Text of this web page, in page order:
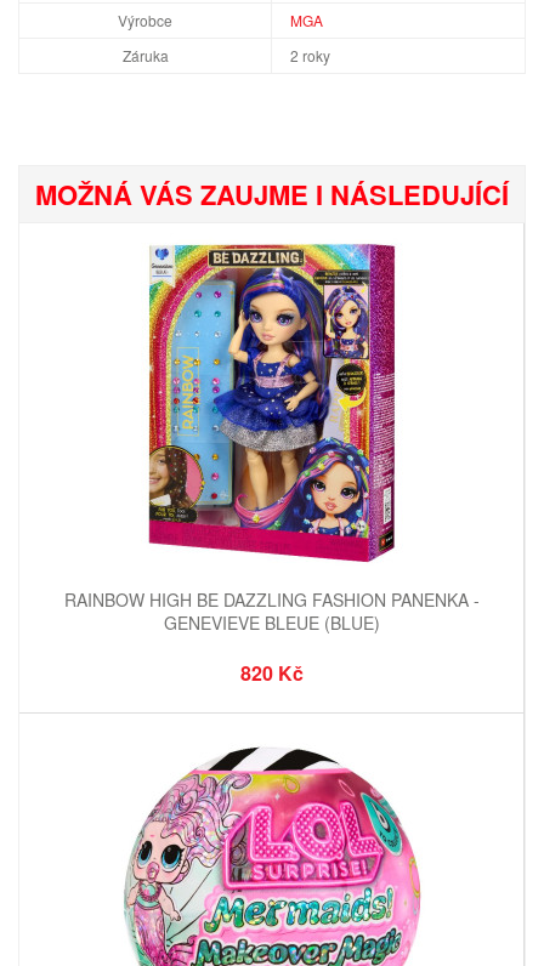
Výrobce
MGA
Záruka
2 roky
MOŽNÁ VÁS ZAUJME I NÁSLEDUJÍCÍ
RAINBOW HIGH BE DAZZLING FASHION PANENKA -
GENEVIEVE BLEUE (BLUE)
820 Kč